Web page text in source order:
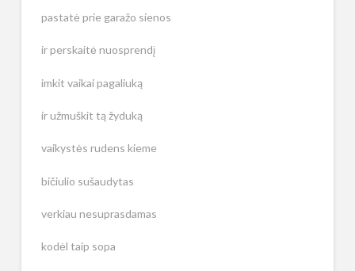
pastatė prie garažo sienos
ir perskaitė nuosprendį
imkit vaikai pagaliuką
ir užmuškit tą žyduką
vaikystės rudens kieme
bičiulio sušaudytas
verkiau nesuprasdamas
kodėl taip sopa